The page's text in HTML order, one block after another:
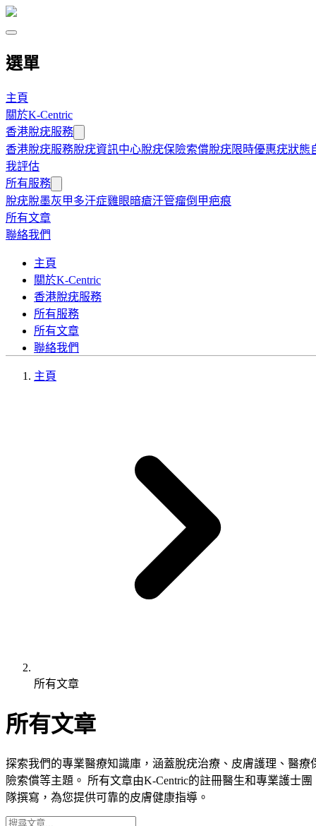
選單
主頁
關於K-Centric
香港脫疣服務
香港脫疣服務脫疣資訊中心脫疣保險索償脫疣限時優惠疣狀態
我評估
所有服務
脫疣脫墨灰甲多汗症雞眼暗瘡汗管瘤倒甲疤痕
所有文章
聯絡我們
主頁
關於K-Centric
香港脫疣服務
所有服務
所有文章
聯絡我們
主頁
所有文章
所有文章
探索我們的專業醫療知識庫，涵蓋脫疣治療、皮膚護理、醫療
險索償等主題。 所有文章由K-Centric的註冊醫生和專業護士團
隊撰寫，為您提供可靠的皮膚健康指導。